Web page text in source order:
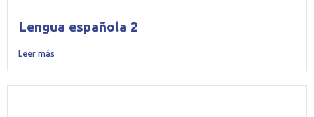
Lengua española 2
Leer más